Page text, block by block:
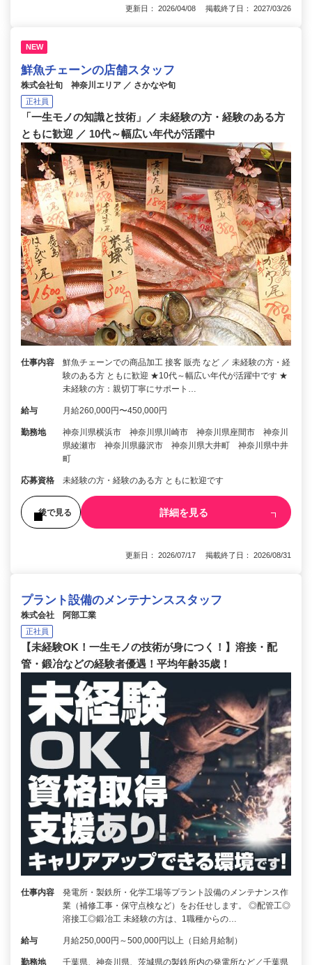
更新日： 2026/04/08 掲載終了日： 2027/03/26
NEW
鮮魚チェーンの店舗スタッフ
株式会社旬 神奈川エリア ／ さかなや旬
正社員
「一生モノの知識と技術」／ 未経験の方・経験のある方
ともに歓迎 ／ 10代～幅広い年代が活躍中
仕事内容
鮮魚チェーンでの商品加工 接客 販売 など ／ 未経験の方・経
験のある方 ともに歓迎 ★10代～幅広い年代が活躍中です ★
未経験の方：親切丁寧にサポート…
給与 月給260,000円〜450,000円
勤務地
神奈川県横浜市 神奈川県川崎市 神奈川県座間市 神奈川
県綾瀬市 神奈川県藤沢市 神奈川県大井町 神奈川県中井
町
応募資格 未経験の方・経験のある方 ともに歓迎です
後で見る 詳細を見る
更新日： 2026/07/17 掲載終了日： 2026/08/31
プラント設備のメンテナンススタッフ
株式会社 阿部工業
正社員
【未経験OK！一生モノの技術が身につく！】溶接・配
管・鍛冶などの経験者優遇！平均年齢35歳！
仕事内容
発電所・製鉄所・化学工場等プラント設備のメンテナンス作
業（補修工事・保守点検など）をお任せします。 ◎配管工◎
溶接工◎鍛冶工 未経験の方は、1職種からの…
給与 月給250,000円～500,000円以上（日給月給制）
勤務地
千葉県、神奈川県、茨城県の製鉄所内の発電所など／千葉県